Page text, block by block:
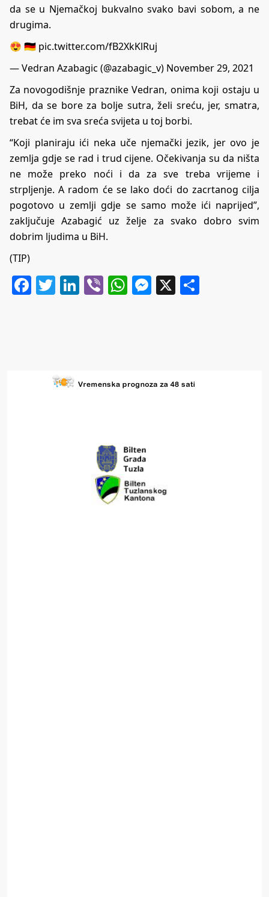
da se u Njemačkoj bukvalno svako bavi sobom, a ne
drugima.
😍 🇩🇪 pic.twitter.com/fB2XkKlRuj
— Vedran Azabagic (@azabagic_v) November 29, 2021
Za novogodišnje praznike Vedran, onima koji ostaju u
BiH, da se bore za bolje sutra, želi sreću, jer, smatra,
trebat će im sva sreća svijeta u toj borbi.
“Koji planiraju ići neka uče njemački jezik, jer ovo je
zemlja gdje se rad i trud cijene. Očekivanja su da ništa
ne može preko noći i da za sve treba vrijeme i
strpljenje. A radom će se lako doći do zacrtanog cilja
pogotovo u zemlji gdje se samo može ići naprijed”,
zaključuje Azabagić uz želje za svako dobro svim
dobrim ljudima u BiH.
(TIP)
Facebook
Twitter
LinkedIn
ViberWhatsApp
Messenger
X